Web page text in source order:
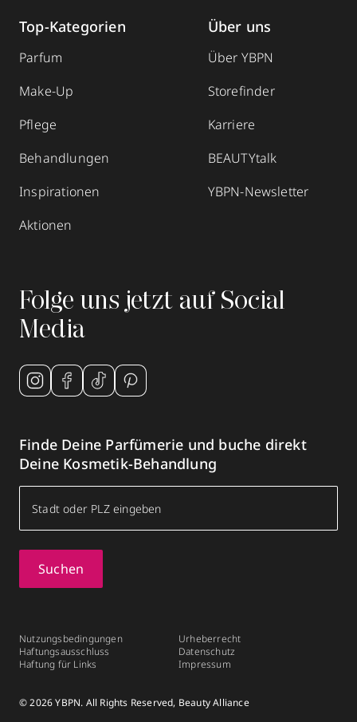
Top-Kategorien
Parfum
Make-Up
Pflege
Behandlungen
Inspirationen
Aktionen
Über uns
Über YBPN
Storefinder
Karriere
BEAUTYtalk
YBPN-Newsletter
Folge uns jetzt auf Social
Media
Finde Deine Parfümerie und buche direkt
Deine Kosmetik-Behandlung
Suchen
Nutzungsbedingungen
Haftungsausschluss
Haftung für Links
Urheberrecht
Datenschutz
Impressum
© 2026 YBPN. All Rights Reserved, Beauty Alliance